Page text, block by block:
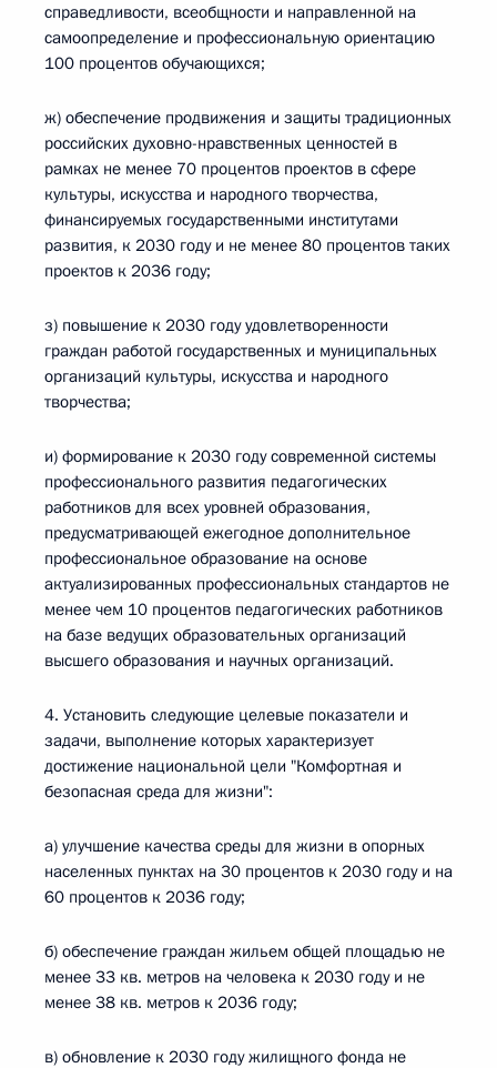
справедливости, всеобщности и направленной на
самоопределение и профессиональную ориентацию
100 процентов обучающихся;
ж) обеспечение продвижения и защиты традиционных
российских духовно-нравственных ценностей в
рамках не менее 70 процентов проектов в сфере
культуры, искусства и народного творчества,
финансируемых государственными институтами
развития, к 2030 году и не менее 80 процентов таких
проектов к 2036 году;
з) повышение к 2030 году удовлетворенности
граждан работой государственных и муниципальных
организаций культуры, искусства и народного
творчества;
и) формирование к 2030 году современной системы
профессионального развития педагогических
работников для всех уровней образования,
предусматривающей ежегодное дополнительное
профессиональное образование на основе
актуализированных профессиональных стандартов не
менее чем 10 процентов педагогических работников
на базе ведущих образовательных организаций
высшего образования и научных организаций.
4. Установить следующие целевые показатели и
задачи, выполнение которых характеризует
достижение национальной цели "Комфортная и
безопасная среда для жизни":
а) улучшение качества среды для жизни в опорных
населенных пунктах на 30 процентов к 2030 году и на
60 процентов к 2036 году;
б) обеспечение граждан жильем общей площадью не
менее 33 кв. метров на человека к 2030 году и не
менее 38 кв. метров к 2036 году;
в) обновление к 2030 году жилищного фонда не